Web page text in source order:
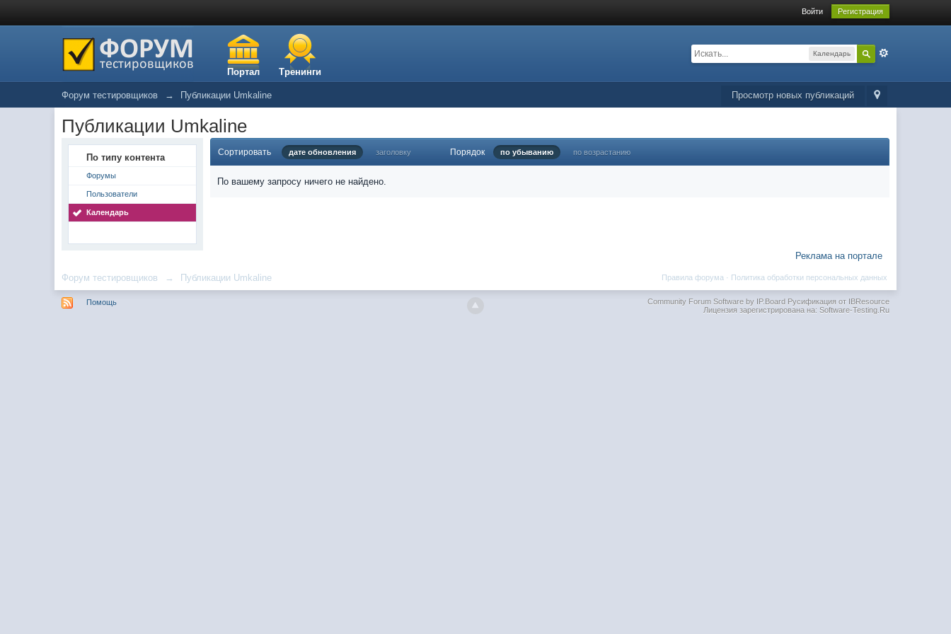
Войти Регистрация
Портал Тренинги
Календарь
Просмотр новых публикаций
Форум тестировщиков → Публикации Umkaline
Публикации Umkaline
По типу контента
Форумы
Пользователи
Календарь
Сортировать дате обновления заголовку Порядок по убыванию по возрастанию
По вашему запросу ничего не найдено.
Реклама на портале
Форум тестировщиков → Публикации Umkaline Политика обработки персональных данных
Правила форума ·
Помощь Community Forum Software by IP.BoardРусификация от IBResource
Лицензия зарегистрирована на: Software-Testing.Ru